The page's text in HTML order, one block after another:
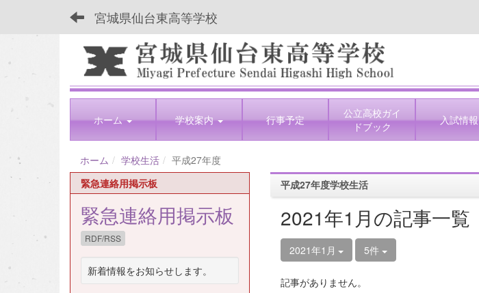
宮城県仙台東高等学校
ホーム 学校案内 行事予定
公立高校ガイ
ドブック
入試情報
ホーム 学校生活
平成27年度
平成27年度学校生活
2021年1月の記事一覧
2021年1月 5件
記事がありません。
緊急連絡用掲示板
緊急連絡用掲示板
RDF/RSS
新着情報をお知らせします。